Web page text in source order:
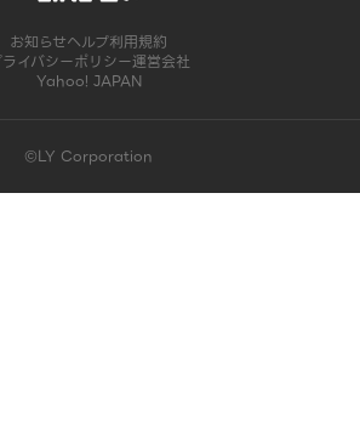
お知らせヘルプ利用規約
イバシーポリシー運営会社
Yahoo! JAPAN
©LY Corporation
が終了しました | LINE占い